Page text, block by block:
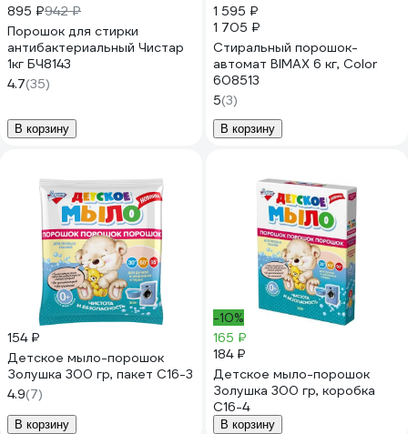
895 ₽942 ₽
Порошок для стирки
антибактериальный Чистар
1кг БЧ8143
4.7(35)
В корзину
1 595 ₽
1 705 ₽
Стиральный порошок-
автомат BIMAX 6 кг, Color
608513
5(3)
В корзину
154 ₽
Детское мыло-порошок
Золушка 300 гр, пакет С16-3
4.9(7)
В корзину
-10%
165 ₽
184 ₽
Детское мыло-порошок
Золушка 300 гр, коробка
С16-4
В корзину